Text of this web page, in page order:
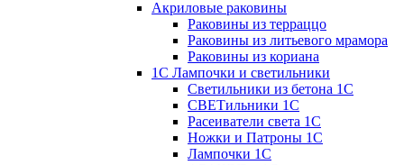
Акриловые раковины
Раковины из терраццо
Раковины из литьевого мрамора
Раковины из кориана
1С Лампочки и светильники
Светильники из бетона 1С
СВЕТильники 1С
Расеиватели света 1С
Ножки и Патроны 1С
Лампочки 1С